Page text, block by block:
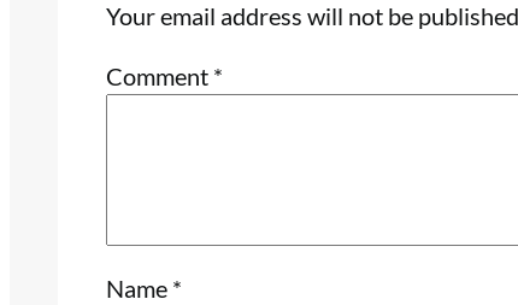
Your email address will not be
Comment *
Name *